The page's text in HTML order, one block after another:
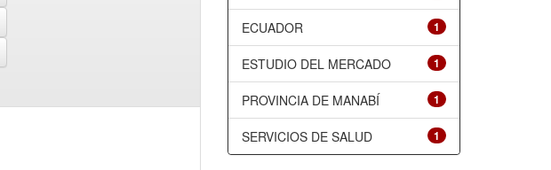
1
ECUADOR
1
ESTUDIO DEL MERCADO
1
PROVINCIA DE MANABÍ
1
SERVICIOS DE SALUD